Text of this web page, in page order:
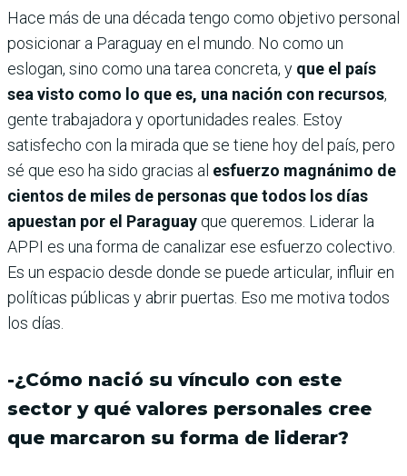
Hace más de una década tengo como objetivo personal
posicionar a Paraguay en el mundo. No como un
eslogan, sino como una tarea concreta, y que el país
sea visto como lo que es, una nación con recursos,
gente trabajadora y oportunidades reales. Estoy
satisfecho con la mirada que se tiene hoy del país, pero
sé que eso ha sido gracias al esfuerzo magnánimo de
cientos de miles de personas que todos los días
apuestan por el Paraguay que queremos. Liderar la
APPI es una forma de canalizar ese esfuerzo colectivo.
Es un espacio desde donde se puede articular, influir en
políticas públicas y abrir puertas. Eso me motiva todos
los días.
-¿Cómo nació su vínculo con este
sector y qué valores personales cree
que marcaron su forma de liderar?